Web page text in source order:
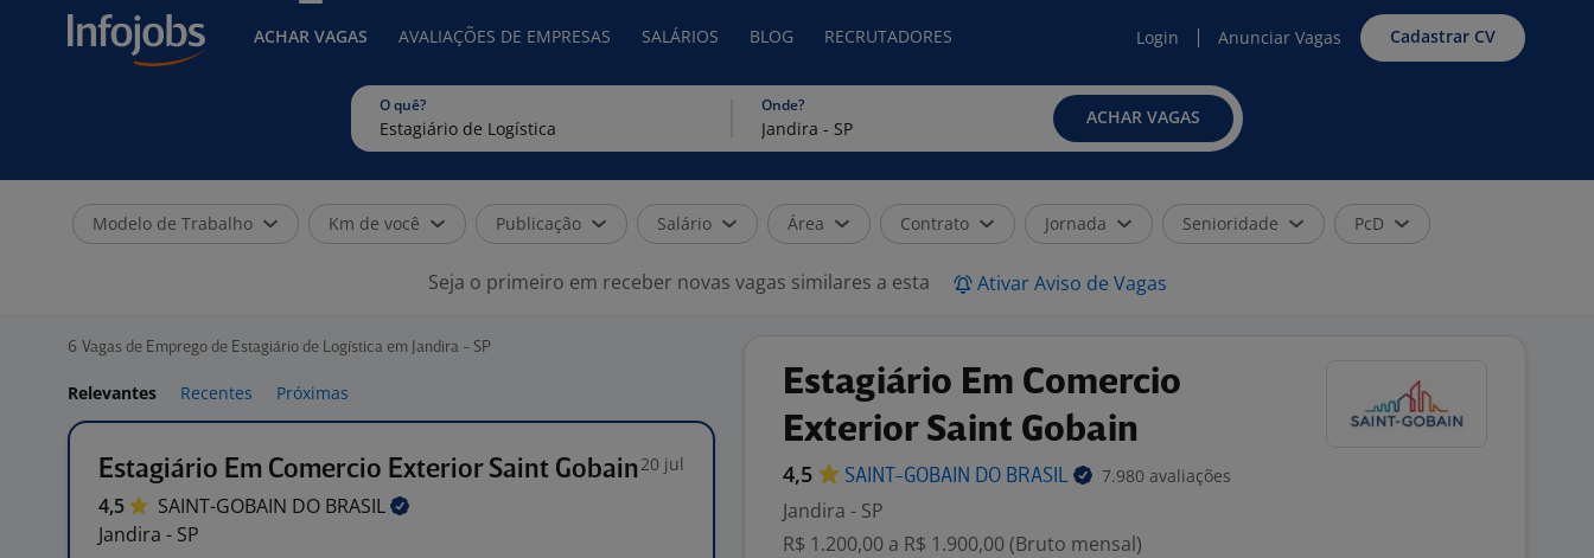
ACHAR VAGAS AVALIAÇÕES DE EMPRESAS SALÁRIOS BLOG RECRUTADORES Login Anunciar Vagas Cadastrar CV
O quê? Onde?
ACHAR VAGAS
Modelo de Trabalho Km de você Publicação Salário Área Contrato Jornada Senioridade PcD
Seja o primeiro em receber novas vagas similares a esta Ativar Aviso de Vagas
6 Vagas de Emprego de Estagiário de Logística em Jandira - SP
Relevantes Recentes Próximas
Estagiário Em Comercio Exterior Saint Gobain20 jul
4,5 SAINT-GOBAIN DO BRASIL
Jandira - SP
Estagiário Em Comercio
Exterior Saint Gobain
4,5 SAINT-GOBAIN DO BRASIL 7.980 avaliações
Jandira - SP
R$ 1.200,00 a R$ 1.900,00 (Bruto mensal)